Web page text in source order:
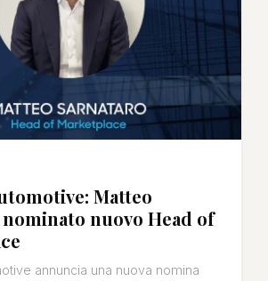
Matteo
nuovo Head of
annuncia una nuova nomina